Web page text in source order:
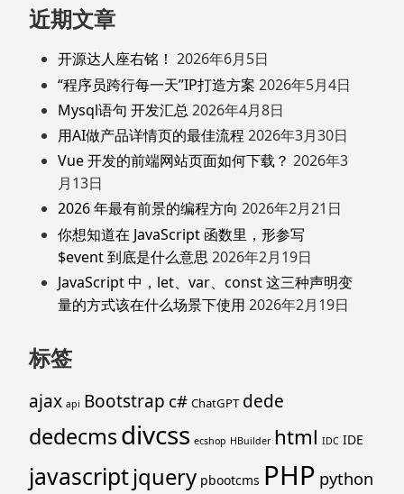
近期文章
开源达人座右铭！ 2026年6月5日
“程序员跨行每一天”IP打造方案 2026年5月4日
Mysql语句 开发汇总 2026年4月8日
用AI做产品详情页的最佳流程 2026年3月30日
Vue 开发的前端网站页面如何下载？ 2026年3
月13日
2026 年最有前景的编程方向 2026年2月21日
你想知道在 JavaScript 函数里，形参写
$event 到底是什么意思 2026年2月19日
JavaScript 中，let、var、const 这三种声明变
量的方式该在什么场景下使用 2026年2月19日
标签
ajax api Bootstrap c# ChatGPT dede
dedecmsdivcss ecshop HBuilder html IDC IDE
javascriptjquery pbootcms PHP python